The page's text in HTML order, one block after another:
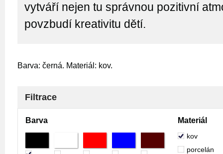
vytváří nejen tu správnou pozitivní
povzbudí kreativitu dětí.
Barva: černá. Materiál: kov.
Filtrace
Barva Materiál
kov
porcelán